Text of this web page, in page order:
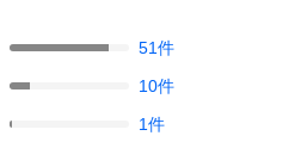
51件
10件
1件